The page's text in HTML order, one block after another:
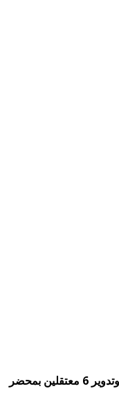
إعادة تدوير معتقلين من الحسينية وههيا وتدوير 6 معتقلين بمحضر